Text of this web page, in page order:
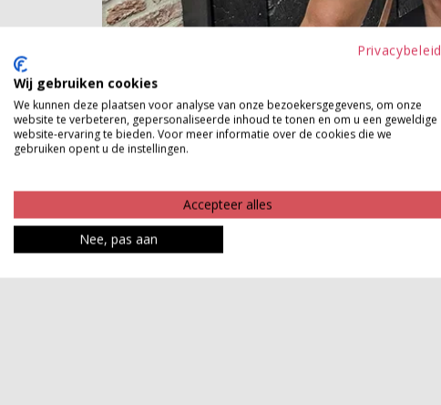
Privacybeleid
Wij gebruiken cookies
We kunnen deze plaatsen voor analyse van onze bezoekersgegevens, om onze
website te verbeteren, gepersonaliseerde inhoud te tonen en om u een geweldige
website-ervaring te bieden. Voor meer informatie over de cookies die we
gebruiken opent u de instellingen.
Accepteer alles
Nee, pas aan